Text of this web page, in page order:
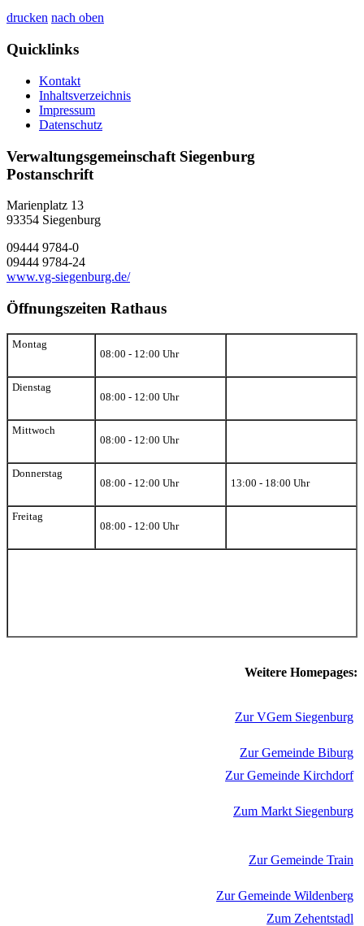
drucken nach oben
Quicklinks
Kontakt
Inhaltsverzeichnis
Impressum
Datenschutz
Verwaltungsgemeinschaft Siegenburg
Postanschrift
Marienplatz 13
93354 Siegenburg
09444 9784-0
09444 9784-24
www.vg-siegenburg.de/
Öffnungszeiten Rathaus
Montag
08:00 - 12:00 Uhr
Dienstag
08:00 - 12:00 Uhr
Mittwoch
08:00 - 12:00 Uhr
Donnerstag
08:00 - 12:00 Uhr
13:00 - 18:00 Uhr
Freitag
08:00 - 12:00 Uhr
Weitere Homepages:
Zur VGem Siegenburg
Zur Gemeinde Biburg
Zur Gemeinde Kirchdorf
Zum Markt Siegenburg
Zur Gemeinde Train
Zur Gemeinde Wildenberg
Zum Zehentstadl